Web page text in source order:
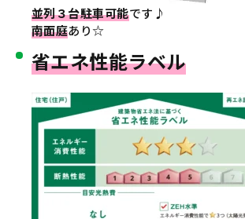
並列３台駐車可能です♪
南面庭あり☆
省エネ性能ラベル